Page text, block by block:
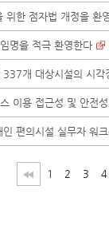
위한 점자법 개정을 환
명을 적극 환영한다
337개 대상시설의 시
이용 접근성 및 안전
편의시설 실무자 워
1 2 3 4